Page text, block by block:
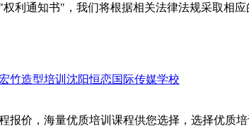
利通知书"，我们将根据相关法律法规采取相
竹造型培训 沈阳恒恋国际传媒学校
价，海量优质培训课程供您选择，选择优质